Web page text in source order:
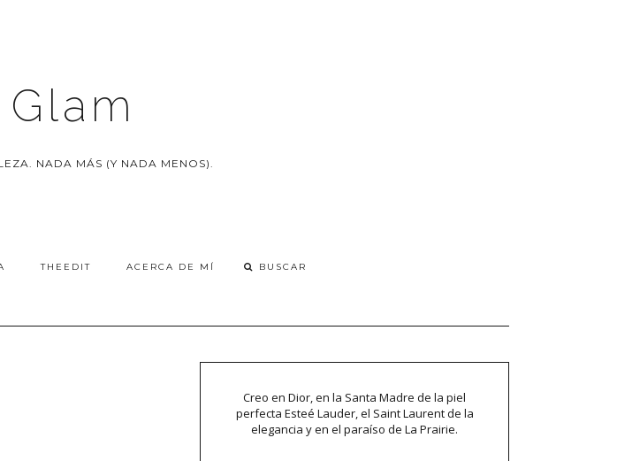
NADA MÁS (Y NADA MENOS).
THEEDIT ACERCA DE MÍ
Creo en Dior, en la Santa Madre de la piel
perfecta Esteé Lauder, el Saint Laurent de la
elegancia y en el paraíso de La Prairie.